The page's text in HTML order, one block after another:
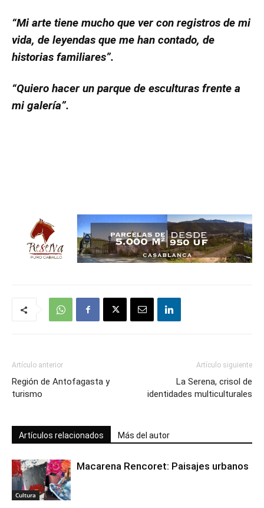
“Mi arte tiene mucho que ver con registros de mi
vida, de leyendas que me han contado, de
historias familiares”.
“Quiero hacer un parque de esculturas frente a
mi galería”.
Artículo anterior
Región de Antofagasta y
turismo
Artículo siguiente
La Serena, crisol de
identidades multiculturales
Artículos relacionados Más del autor
Cultura
Macarena Rencoret: Paisajes urbanos